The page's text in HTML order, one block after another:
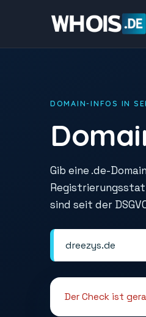
DOMAIN-INFOS IN
Gib eine .de-
sind seit der
Der Check ist